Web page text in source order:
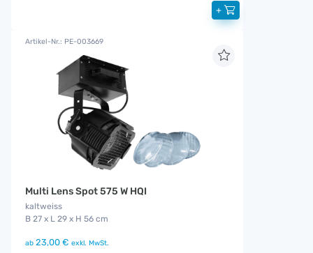
+
Artikel-Nr.: PE-003669
Multi Lens Spot 575 W HQI
kaltweiss
B 27 x L 29 x H 56 cm
ab 23,00 € exkl. MwSt.